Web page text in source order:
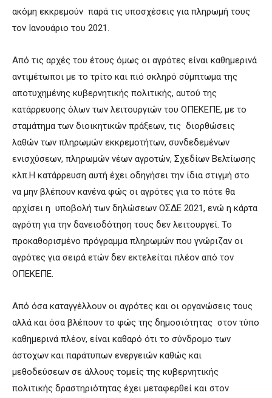
ακόμη εκκρεμούν παρά τις υποσχέσεις για πληρωμή τους
τον Ιανουάριο του 2021.
Από τις αρχές του έτους όμως οι αγρότες είναι καθημερινά
αντιμέτωποι με το τρίτο και πιό σκληρό σύμπτωμα της
αποτυχημένης κυβερνητικής πολιτικής, αυτού της
κατάρρευσης όλων των λειτουργιών του ΟΠΕΚΕΠΕ, με το
σταμάτημα των διοικητικών πράξεων, τις διορθώσεις
λαθών των πληρωμών εκκρεμοτήτων, συνδεδεμένων
ενισχύσεων, πληρωμών νέων αγροτών, Σχεδίων Βελτίωσης
κλπ.Η κατάρρευση αυτή έχει οδηγήσει την ίδια στιγμή στο
να μην βλέπουν κανένα φώς οι αγρότες για το πότε θα
αρχίσει η υποβολή των δηλώσεων ΟΣΔΕ 2021, ενώ η κάρτα
αγρότη για την δανειοδότηση τους δεν λειτουργεί. Το
προκαθορισμένο πρόγραμμα πληρωμών που γνώριζαν οι
αγρότες για σειρά ετών δεν εκτελείται πλέον από τον
ΟΠΕΚΕΠΕ.
Από όσα καταγγέλλουν οι αγρότες και οι οργανώσεις τους
αλλά και όσα βλέπουν το φώς της δημοσιότητας στον τύπο
καθημερινά πλέον, είναι καθαρό ότι το σύνδρομο των
άστοχων και παράτυπων ενεργειών καθώς και
μεθοδεύσεων σε άλλους τομείς της κυβερνητικής
πολιτικής δραστηριότητας έχει μεταφερθεί και στον